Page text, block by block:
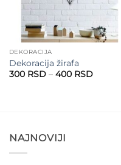
DEKORACIJA
Dekoracija žirafa
300 RSD – 400 RSDRaspon
NAJNOVIJI